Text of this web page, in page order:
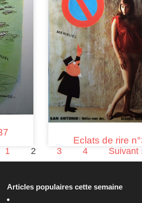
Eclats de rire
1 2 3 4 Suivant
Articles populaires cette semaine